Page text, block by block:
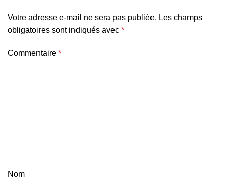
Votre adresse e-mail ne sera pas publiée. Les champs
obligatoires sont indiqués avec *
Commentaire *
Nom